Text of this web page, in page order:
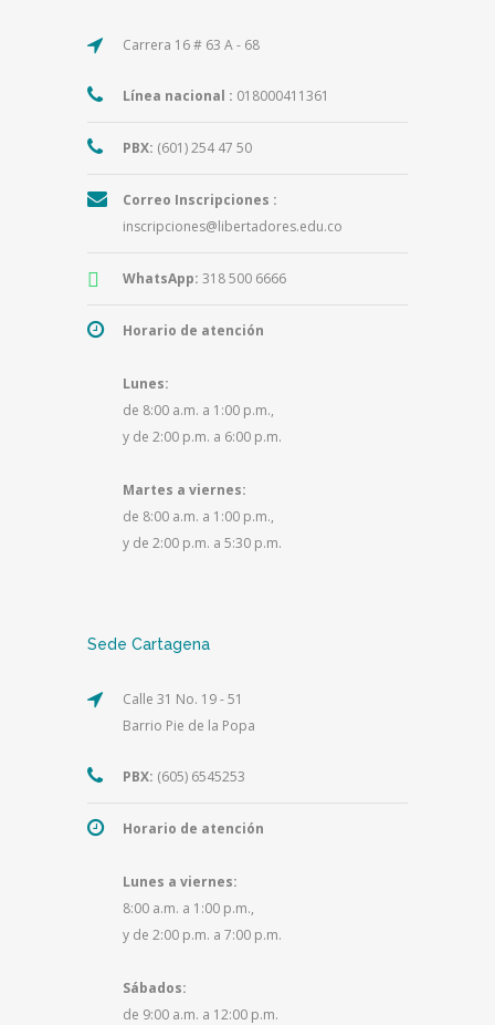
Carrera 16 # 63 A - 68
Línea nacional : 018000411361
PBX: (601) 254 47 50
Correo Inscripciones :
inscripciones@libertadores.edu.co
WhatsApp: 318 500 6666
Horario de atención
Lunes:
de 8:00 a.m. a 1:00 p.m.,
y de 2:00 p.m. a 6:00 p.m.
Martes a viernes:
de 8:00 a.m. a 1:00 p.m.,
y de 2:00 p.m. a 5:30 p.m.
Sede Cartagena
Calle 31 No. 19 - 51
Barrio Pie de la Popa
PBX: (605) 6545253
Horario de atención
Lunes a viernes:
8:00 a.m. a 1:00 p.m.,
y de 2:00 p.m. a 7:00 p.m.
Sábados:
de 9:00 a.m. a 12:00 p.m.